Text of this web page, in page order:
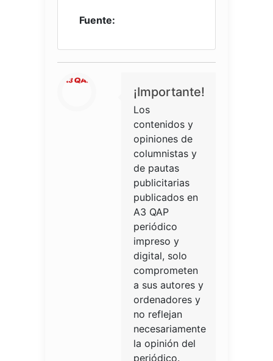
Fuente:
¡Importante!
Los
contenidos y
opiniones de
columnistas y
de pautas
publicitarias
publicados en
A3 QAP
periódico
impreso y
digital, solo
comprometen
a sus autores y
ordenadores y
no reflejan
necesariamente
la opinión del
periódico.